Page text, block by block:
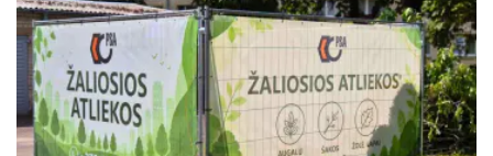
Žymos: AB „Panevėžio energija“ Infrastruktūra